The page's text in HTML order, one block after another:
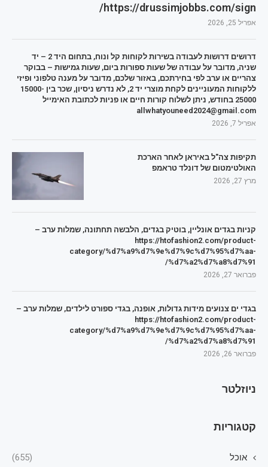
https://drussimjobbs.com/sign/
אפריל 25, 2026
דרושים דרושות לעבודה בשירות לקוחות קל ונוח, בתחום היד 2 – יד
שניה, מדובר על עבודה של שעות ספורות ביום, שעות גמישות – בבוקר
צהריים או ערב לפי בחירתכם, באזור שלכם, מדובר על מענה טלפוני ופיזי
ללקוחות המעוניינים לקחת מוצרי יד 2, לא נדרש ניסיון, שכר בין 15000-
25000 בחודש, ניתן לשלוח קורות חיים או פניות לכתובת האימייל
allwhatyouneed2024@gmail.com
אפריל 7, 2026
תקיפות צה"ל באיראן לאחר הארכת
האולטימטום של דונלד טראמפ
מרץ 27, 2026
קניות בגדים אונליין, בוטיק בגדים, הלבשה תחתונה, שמלות ערב –
https://htofashion2.com/product-
category/%d7%a9%d7%9e%d7%9c%d7%95%d7%aa-
%d7%a2%d7%a8%d7%91/
פברואר 27, 2026
בגדי ים צנועים מידות גדולות, אופנה, בגדי ספורט לילדים, שמלות ערב –
https://htofashion2.com/product-
category/%d7%a9%d7%9e%d7%9c%d7%95%d7%aa-
%d7%a2%d7%a8%d7%91/
פברואר 26, 2026
ניוזלטר
קטגוריות
אוכל (655)